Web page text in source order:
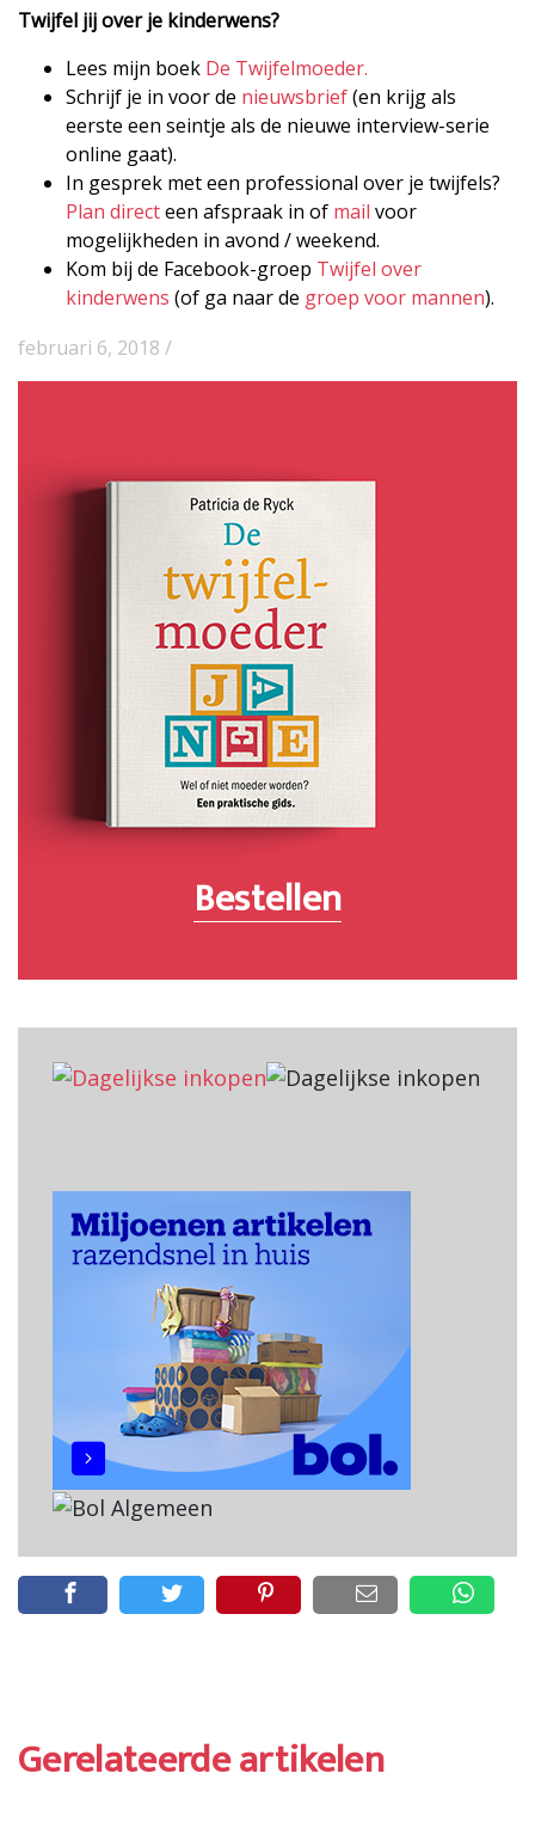
Twijfel jij over je kinderwens?
Lees mijn boek De Twijfelmoeder.
Schrijf je in voor de nieuwsbrief(en krijg als
eerste een seintje als de nieuwe interview-serie
online gaat).
In gesprek met een professional over je twijfels?
Plan directeen afspraak in of mail voor
mogelijkheden in avond / weekend.
Kom bij de Facebook-groep Twijfel over
kinderwens (of ga naar de groep voor mannen).
februari 6, 2018 /
Bestellen
Gerelateerde artikelen